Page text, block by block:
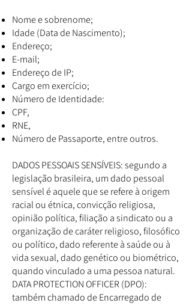
Nome e sobrenome;
Idade (Data de Nascimento);
Endereço;
E-mail;
Endereço de IP;
Cargo em exercício;
Número de Identidade:
CPF,
RNE,
Número de Passaporte, entre outros.
DADOS PESSOAIS SENSÍVEIS: segundo a
legislação brasileira, um dado pessoal
sensível é aquele que se refere à origem
racial ou étnica, convicção religiosa,
opinião política, filiação a sindicato ou a
organização de caráter religioso, filosófico
ou político, dado referente à saúde ou à
vida sexual, dado genético ou biométrico,
quando vinculado a uma pessoa natural.
DATA PROTECTION OFFICER (DPO):
também chamado de Encarregado de